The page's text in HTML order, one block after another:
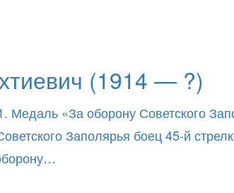
(1914 — ?)
Медаль «За оборону Советского
Заполярья боец 45-й